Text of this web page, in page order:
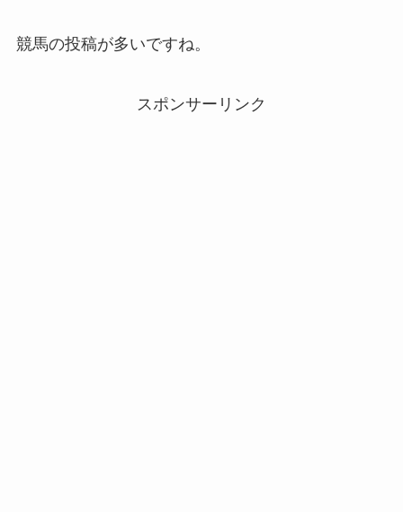
競馬の投稿が多いですね。
スポンサーリンク